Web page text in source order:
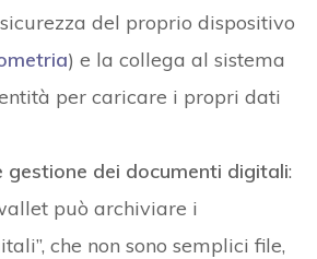
del proprio dispositivo
) e la collega al sistema
per caricare i propri dati
gestione dei documenti digitali:
può archiviare i
che non sono semplici file,